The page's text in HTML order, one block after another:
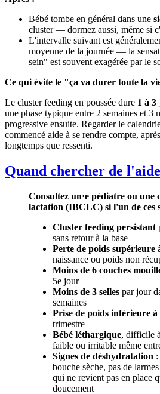
Bébé tombe en général dans une
cluster — dormez aussi, même si
L'intervalle suivant est
moyenne de la journée — la
sein" est souvent exagérée par le
Ce qui évite le "ça va durer toute la
Le cluster feeding en poussée dure 1 à 3
une phase typique entre 2 semaines et 3
progressive ensuite. Regarder le
commencé aide à se rendre compte,
longtemps que ressenti.
Quand chercher de l'aide
Consultez un·e pédiatre ou une
lactation (IBCLC) si l'un de ces
Cluster feeding persistant
sans retour à la base
Perte de poids supérieure
naissance ou poids non
Moins de 6 couches
5e jour
Moins de 3 selles par jour
semaines
Prise de poids inférieure
trimestre
Bébé léthargique, difficile
faible ou irritable même
Signes de déshydratation
bouche sèche, pas de
qui ne revient pas en place
doucement